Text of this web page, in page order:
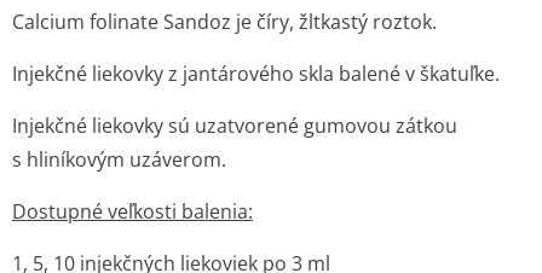
Calcium folinate Sandoz je číry, žltkastý roztok.
Injekčné liekovky z jantárového skla balené v škatuľke.
Injekčné liekovky sú uzatvorené gumovou zátkou
s hliníkovým uzáverom.
Dostupné veľkosti balenia:
1, 5, 10 injekčných liekoviek po 3 ml